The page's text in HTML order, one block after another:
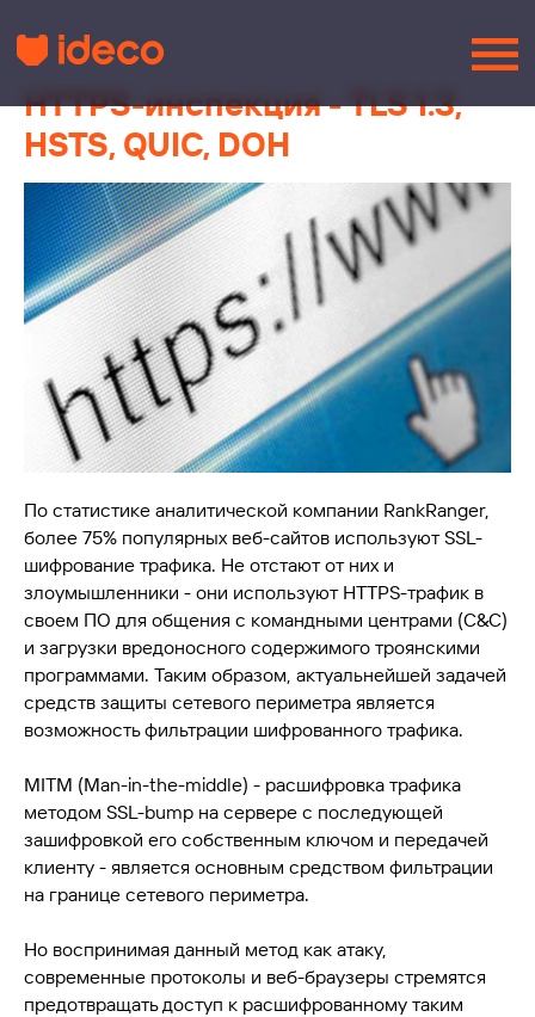
HTTPS-инспекция - TLS 1.3,
HSTS, QUIC, DOH
По статистике аналитической компании RankRanger,
более 75% популярных веб-сайтов используют SSL-
шифрование трафика. Не отстают от них и
злоумышленники - они используют HTTPS-трафик в
своем ПО для общения с командными центрами (C&C)
и загрузки вредоносного содержимого троянскими
программами. Таким образом, актуальнейшей задачей
средств защиты сетевого периметра является
возможность фильтрации шифрованного трафика.
MITM (Man-in-the-middle) - расшифровка трафика
методом SSL-bump на сервере с последующей
зашифровкой его собственным ключом и передачей
клиенту - является основным средством фильтрации
на границе сетевого периметра.
Но воспринимая данный метод как атаку,
современные протоколы и веб-браузеры стремятся
предотвращать доступ к расшифрованному таким